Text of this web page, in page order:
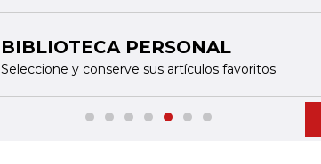
BIBLIOTECA PERSONAL
Seleccione y conserve sus artículos favoritos